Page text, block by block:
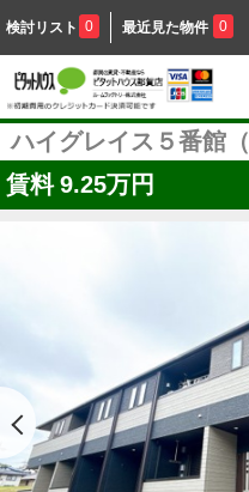
検討リスト 0 最近見た物件 0
ハイグレイス５番館（
賃料 9.25万円